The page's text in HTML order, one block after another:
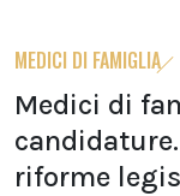
MEDICI DI FAMIGLIA
Medici di
riforme